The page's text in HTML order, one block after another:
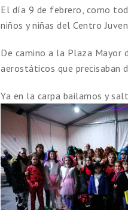
El día 9 de febrero, como
niños y niñas del Centro
De camino a la Plaza Mayor
aerostáticos que precisaban
Ya en la carpa bailamos y